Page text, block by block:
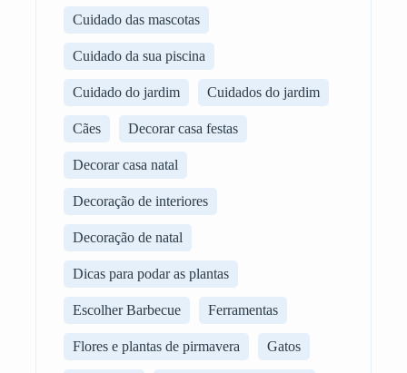
Cuidado das mascotas
Cuidado da sua piscina
Cuidado do jardim Cuidados do jardim
Cães Decorar casa festas
Decorar casa natal
Decoração de interiores
Decoração de natal
Dicas para podar as plantas
Escolher Barbecue Ferramentas
Flores e plantas de pirmavera Gatos